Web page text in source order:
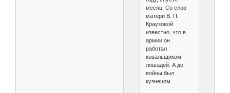
месяц. Со слов
матери В. П.
Краузовой
известно, что в
армии он
работал
ковальщиком
лошадей. А до
войны был
кузнецом.